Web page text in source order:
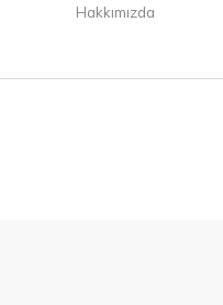
Hakkımızda